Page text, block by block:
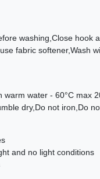
washing,Close hook
fabric softener,Wash
warm water - 60°C max
dry,Do not iron,Do
and no light conditions